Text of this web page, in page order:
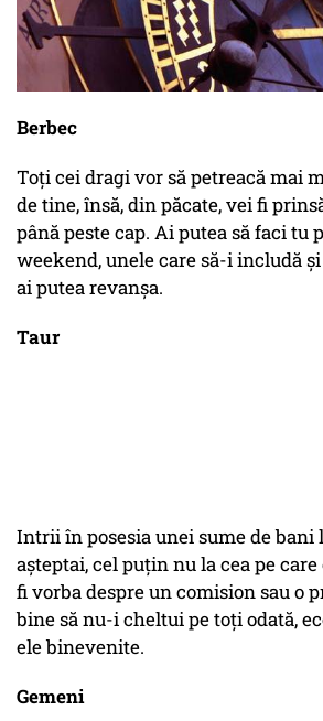
Berbec
Toți cei dragi vor să petreacă mai
de tine, însă, din păcate, vei fi
până peste cap. Ai putea să faci tu
weekend, unele care să-i includă
ai putea revanșa.
Taur
Intrii în posesia unei sume de bani
așteptai, cel puțin nu la cea pe
fi vorba despre un comision sau o
bine să nu-i cheltui pe toți odată,
ele binevenite.
Gemeni